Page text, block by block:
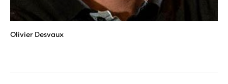
Olivier Desvaux